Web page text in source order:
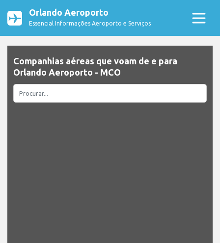
Orlando Aeroporto
Essencial Informações Aeroporto e Serviços
Companhias aéreas que voam de e para
Orlando Aeroporto - MCO